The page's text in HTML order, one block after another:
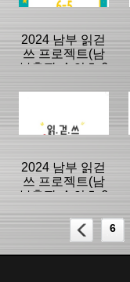
|
문:62
2024 남부 읽걷
쓰 프로젝트(남
부출판-숭의초 6
품(초등)
|
등록일 :
2025/01/06
2024 남부 읽걷
쓰 프로젝트(남
부출판-숭의초 6
분류명 : 학생작
6